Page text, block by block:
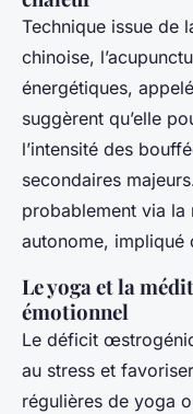
Technique issue de
chinoise,
énergétiques,
suggèrent qu’elle
l’intensité des
secondaires
probablement via la
autonome, impliqué
Le yoga et la
émotionnel
Le déficit
au stress et
régulières de yoga